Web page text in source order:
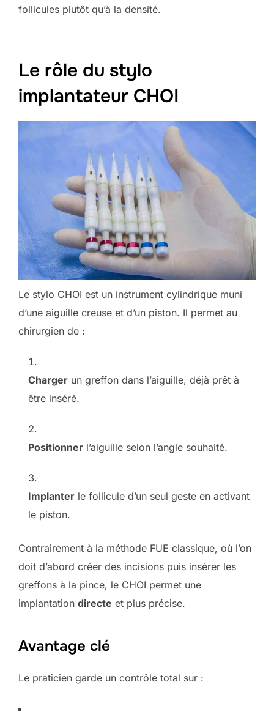
follicules plutôt qu’à la densité.
Le rôle du stylo
implantateur CHOI
Le stylo CHOI est un instrument cylindrique muni
d’une aiguille creuse et d’un piston. Il permet au
chirurgien de :
Charger un greffon dans l’aiguille, déjà prêt à
être inséré.
Positionner l’aiguille selon l’angle souhaité.
Implanter le follicule d’un seul geste en activant
le piston.
Contrairement à la méthode FUE classique, où l’on
doit d’abord créer des incisions puis insérer les
greffons à la pince, le CHOI permet une
implantation directe et plus précise.
Avantage clé
Le praticien garde un contrôle total sur :